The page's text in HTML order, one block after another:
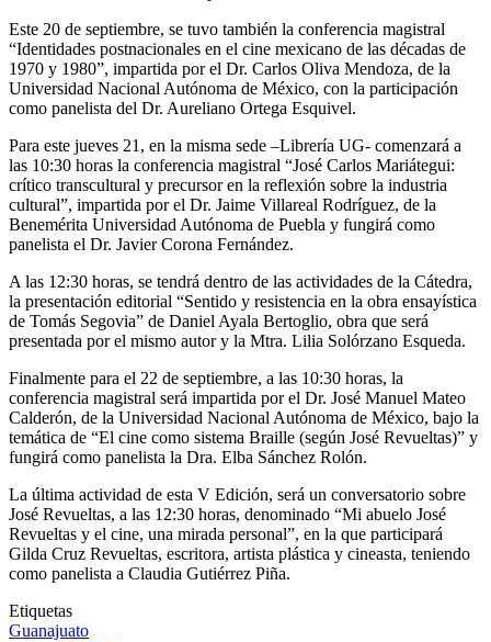
Este 20 de septiembre, se tuvo también la conferencia magistral
“Identidades postnacionales en el cine mexicano de las décadas de
1970 y 1980”, impartida por el Dr. Carlos Oliva Mendoza, de la
Universidad Nacional Autónoma de México, con la participación
como panelista del Dr. Aureliano Ortega Esquivel.
Para este jueves 21, en la misma sede –Librería UG- comenzará a
las 10:30 horas la conferencia magistral “José Carlos Mariátegui:
crítico transcultural y precursor en la reflexión sobre la industria
cultural”, impartida por el Dr. Jaime Villareal Rodríguez, de la
Benemérita Universidad Autónoma de Puebla y fungirá como
panelista el Dr. Javier Corona Fernández.
A las 12:30 horas, se tendrá dentro de las actividades de la Cátedra,
la presentación editorial “Sentido y resistencia en la obra ensayística
de Tomás Segovia” de Daniel Ayala Bertoglio, obra que será
presentada por el mismo autor y la Mtra. Lilia Solórzano Esqueda.
Finalmente para el 22 de septiembre, a las 10:30 horas, la
conferencia magistral será impartida por el Dr. José Manuel Mateo
Calderón, de la Universidad Nacional Autónoma de México, bajo la
temática de “El cine como sistema Braille (según José Revueltas)” y
fungirá como panelista la Dra. Elba Sánchez Rolón.
La última actividad de esta V Edición, será un conversatorio sobre
José Revueltas, a las 12:30 horas, denominado “Mi abuelo José
Revueltas y el cine, una mirada personal”, en la que participará
Gilda Cruz Revueltas, escritora, artista plástica y cineasta, teniendo
como panelista a Claudia Gutiérrez Piña.
Etiquetas
Guanajuato